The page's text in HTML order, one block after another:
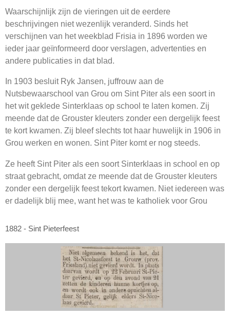
Waarschijnlijk zijn de vieringen uit de eerdere
beschrijvingen niet wezenlijk veranderd. Sinds het
verschijnen van het weekblad Frisia in 1896 worden we
ieder jaar geïnformeerd door verslagen, advertenties en
andere publicaties in dat blad.
In 1903 besluit Ryk Jansen, juffrouw aan de
Nutsbewaarschool van Grou om Sint Piter als een soort in
het wit geklede Sinterklaas op school te laten komen. Zij
meende dat de Grouster kleuters zonder een dergelijk feest
te kort kwamen. Zij bleef slechts tot haar huwelijk in 1906 in
Grou werken en wonen. Sint Piter komt er nog steeds.
Ze heeft Sint Piter als een soort Sinterklaas in school en op
straat gebracht, omdat ze meende dat de Grouster kleuters
zonder een dergelijk feest tekort kwamen. Niet iedereen was
er dadelijk blij mee, want het was te katholiek voor Grou
1882 - Sint Pieterfeest